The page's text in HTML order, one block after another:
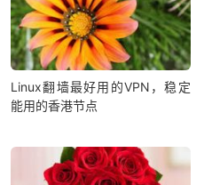
Linux翻墙最好用的VPN，稳定
能用的香港节点